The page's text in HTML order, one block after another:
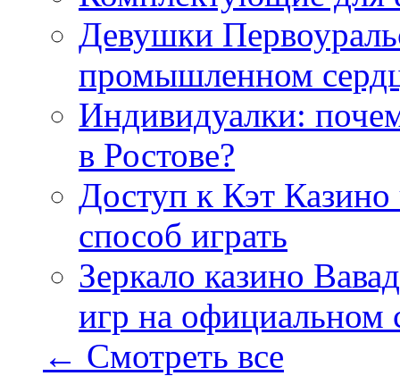
Девушки
промышленном
Индивидуалки:
в Ростове?
Доступ к Кэт Казино
способ играть
Зеркало казино
игр на официальном
← Смотреть все